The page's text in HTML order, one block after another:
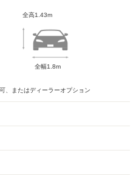
全高1.43m
全幅1.8m
、またはディーラーオプション